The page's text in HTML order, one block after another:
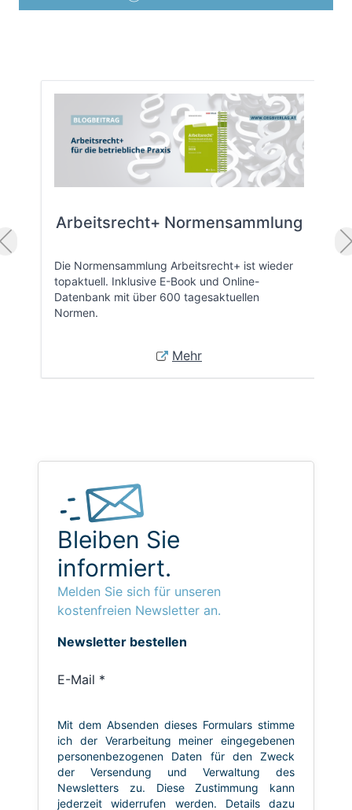
Arbeitsrecht+ Normensammlung
Die Normensammlung Arbeitsrecht+ ist wieder
topaktuell. Inklusive E-Book und Online-
Datenbank mit über 600 tagesaktuellen
Normen.
Mehr
Bleiben Sie
informiert.
Melden Sie sich für unseren
kostenfreien Newsletter an.